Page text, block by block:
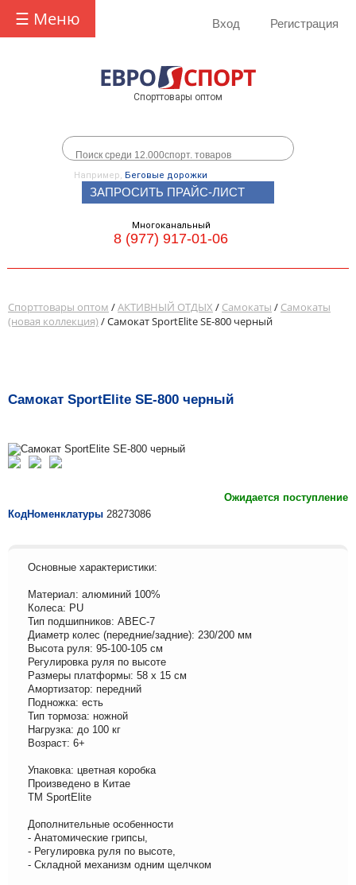
☰ Меню Вход Регистрация
Спорттовары оптом
Например, Беговые дорожки
ЗАПРОСИТЬ ПРАЙС-ЛИСТ
Многоканальный
8 (977) 917-01-06
Спорттовары оптом /АКТИВНЫЙ ОТДЫХ / Самокаты / Самокаты
(новая коллекция)/ Самокат SportElite SE-800 черный
Самокат SportElite SE-800 черный
Ожидается поступление
КодНоменклатуры 28273086
Основные характеристики:
Материал: алюминий 100%
Колеса: PU
Тип подшипников: ABEC-7
Диаметр колес (передние/задние): 230/200 мм
Высота руля: 95-100-105 см
Регулировка руля по высоте
Размеры платформы: 58 х 15 см
Амортизатор: передний
Подножка: есть
Тип тормоза: ножной
Нагрузка: до 100 кг
Возраст: 6+
Упаковка: цветная коробка
Произведено в Китае
ТМ SportElite
Дополнительные особенности
- Анатомические грипсы,
- Регулировка руля по высоте,
- Складной механизм одним щелчком